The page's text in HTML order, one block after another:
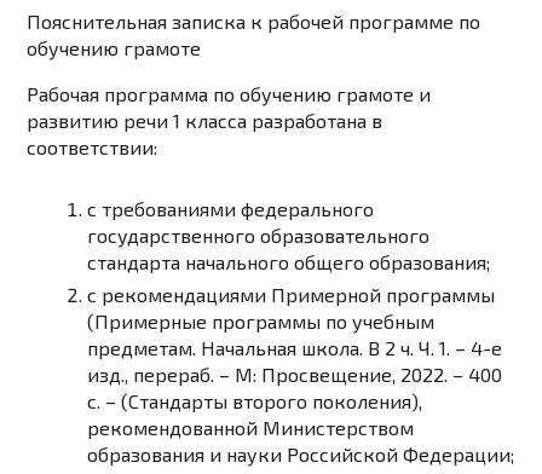
Пояснительная записка к рабочей программе по
обучению грамоте
Рабочая программа по обучению грамоте и
развитию речи 1 класса разработана в
соответствии:
с требованиями федерального
государственного образовательного
стандарта начального общего образования;
с рекомендациями Примерной программы
(Примерные программы по учебным
предметам. Начальная школа. В 2 ч. Ч. 1. – 4-е
изд., перераб. – М: Просвещение, 2022. – 400
с. – (Стандарты второго поколения),
рекомендованной Министерством
образования и науки Российской Федерации;